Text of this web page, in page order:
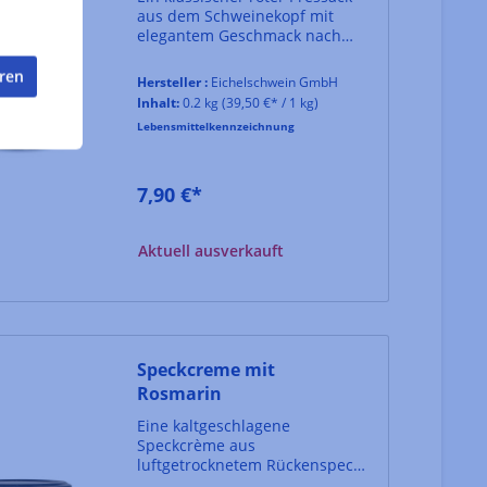
aus dem Schweinekopf mit
elegantem Geschmack nach
diese Spezialität wird
ausschließlich Fleisch und
Speck vom Eichelschwein aus
Hutewaldhaltung verwendet.
Hersteller : Eichelschwein GmbH
Inhalt:0.2 kg(39,50 €* / 1 kg)
Lebensmittelkennzeichnung
7,90 €*
Aktuell ausverkauft
Speckcreme mit
Rosmarin
Eine kaltgeschlagene
Speckcrème aus
luftgetrocknetem Rückenspeck